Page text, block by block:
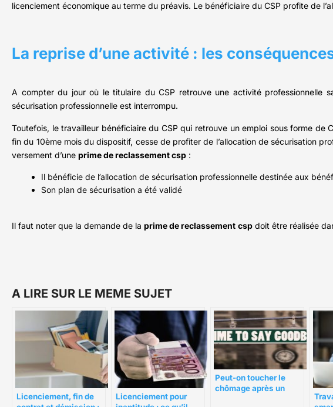
licenciement économique au terme du préavis. Le bénéficiaire du CSP profite de
La reprise d’une activité : les
A compter du jour où le titulaire du CSP retrouve une activité professionnelle
sécurisation professionnelle est interrompu.
Toutefois, le travailleur bénéficiaire du CSP qui retrouve un emploi sous forme de
fin du 10ème mois du dispositif, cesse de profiter de l’allocation de sécurisation
versement d’une prime de reclassement csp :
Il bénéficie de l’allocation de sécurisation professionnelle destinée aux
Son plan de sécurisation a été validé
Il faut noter que la demande de la prime de reclassement csp doit être réalisée
A LIRE SUR LE MEME SUJET
Licenciement, fin de
Licenciement pour
Peut-on toucher le
chômage après un